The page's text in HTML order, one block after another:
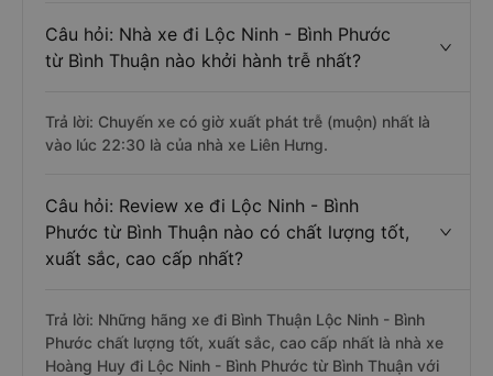
Câu hỏi: Nhà xe đi Lộc Ninh - Bình Phước
từ Bình Thuận nào khởi hành trễ nhất?
Trả lời: Chuyến xe có giờ xuất phát trễ (muộn) nhất là
vào lúc 22:30 là của nhà xe Liên Hưng.
Câu hỏi: Review xe đi Lộc Ninh - Bình
Phước từ Bình Thuận nào có chất lượng tốt,
xuất sắc, cao cấp nhất?
Trả lời: Những hãng xe đi Bình Thuận Lộc Ninh - Bình
Phước chất lượng tốt, xuất sắc, cao cấp nhất là nhà xe
Hoàng Huy đi Lộc Ninh - Bình Phước từ Bình Thuận với